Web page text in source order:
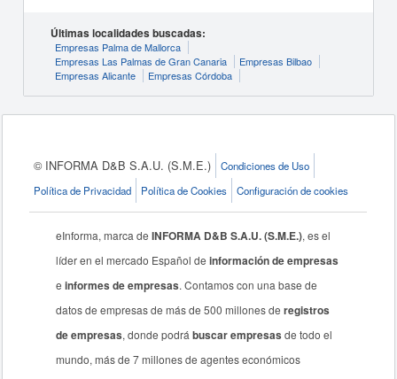
Últimas localidades buscadas:
Empresas Palma de Mallorca
Empresas Las Palmas de Gran Canaria
Empresas Bilbao
Empresas Alicante
Empresas Córdoba
© INFORMA D&B S.A.U. (S.M.E.)
Condiciones de Uso
Política de Privacidad
Política de Cookies Configuración de cookies
eInforma, marca deINFORMA D&B S.A.U. (S.M.E.), es el
líder en el mercado Español deinformación de empresas
einformes de empresas. Contamos con una base de
datos de empresas de más de 500 millones deregistros
de empresas, donde podrábuscar empresas de todo el
mundo, más de 7 millones de agentes económicos